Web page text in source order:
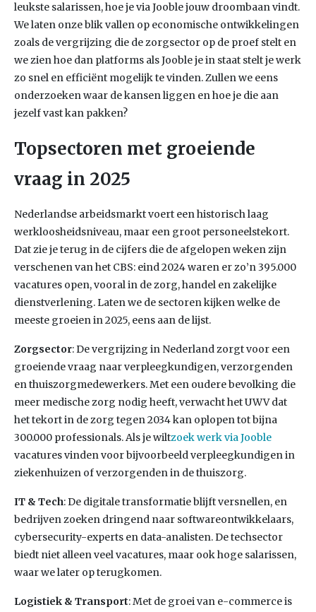
leukste salarissen, hoe je via Jooble jouw droombaan vindt.
We laten onze blik vallen op economische ontwikkelingen
zoals de vergrijzing die de zorgsector op de proef stelt en
we zien hoe dan platforms als Jooble je in staat stelt je werk
zo snel en efficiënt mogelijk te vinden. Zullen we eens
onderzoeken waar de kansen liggen en hoe je die aan
jezelf vast kan pakken?
Topsectoren met groeiende
vraag in 2025
Nederlandse arbeidsmarkt voert een historisch laag
werkloosheidsniveau, maar een groot personeelstekort.
Dat zie je terug in de cijfers die de afgelopen weken zijn
verschenen van het CBS: eind 2024 waren er zo’n 395.000
vacatures open, vooral in de zorg, handel en zakelijke
dienstverlening. Laten we de sectoren kijken welke de
meeste groeien in 2025, eens aan de lijst.
Zorgsector: De vergrijzing in Nederland zorgt voor een
groeiende vraag naar verpleegkundigen, verzorgenden
en thuiszorgmedewerkers. Met een oudere bevolking die
meer medische zorg nodig heeft, verwacht het UWV dat
het tekort in de zorg tegen 2034 kan oplopen tot bijna
300.000 professionals. Als je wiltzoek werk via Jooble
vacatures vinden voor bijvoorbeeld verpleegkundigen in
ziekenhuizen of verzorgenden in de thuiszorg.
IT & Tech: De digitale transformatie blijft versnellen, en
bedrijven zoeken dringend naar softwareontwikkelaars,
cybersecurity-experts en data-analisten. De techsector
biedt niet alleen veel vacatures, maar ook hoge salarissen,
waar we later op terugkomen.
Logistiek & Transport: Met de groei van e-commerce is